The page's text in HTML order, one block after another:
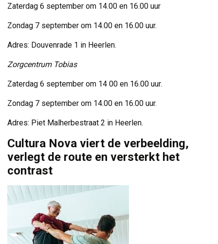
Zaterdag 6 september om 14.00 en 16.00 uur
Zondag 7 september om 14.00 en 16.00 uur.
Adres: Douvenrade 1 in Heerlen.
Zorgcentrum Tobias
Zaterdag 6 september om 14 00 en 16.00 uur.
Zondag 7 september om 14.00 en 16.00 uur.
Adres: Piet Malherbestraat 2 in Heerlen.
Cultura Nova viert de verbeelding,
verlegt de route en versterkt het
contrast